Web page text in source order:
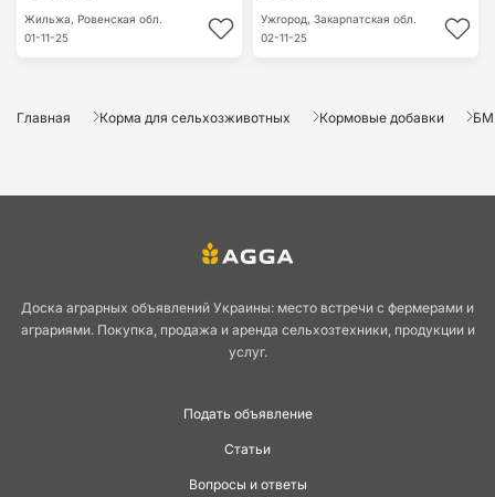
Жильжа, Ровенская обл.
01-11-25
Ужгород, Закарпатская обл.
02-11-25
Главная Корма для сельхозживотных Кормовые добавки
Доска аграрных объявлений Украины: место встречи с фермерами и
аграриями. Покупка, продажа и аренда сельхозтехники, продукции и
услуг.
Подать объявление
Статьи
Вопросы и ответы